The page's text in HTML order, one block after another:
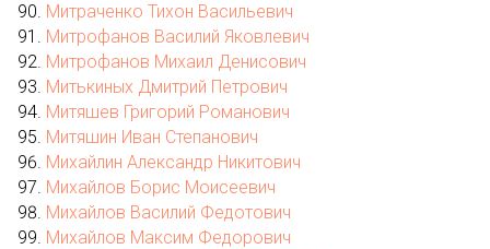
Митраченко Тихон Васильевич
Митрофанов Василий Яковлевич
Митрофанов Михаил Денисович
Митькиных Дмитрий Петрович
Митяшев Григорий Романович
Митяшин Иван Степанович
Михайлин Александр Никитович
Михайлов Борис Моисеевич
Михайлов Василий Федотович
Михайлов Максим Федорович